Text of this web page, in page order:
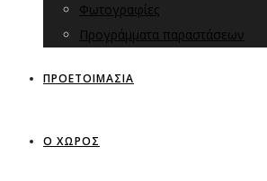
Φωτογραφίες
Προγράμματα παραστάσεων
ΠΡΟΕΤΟΙΜΑΣΙΑ
Ο ΧΩΡΟΣ